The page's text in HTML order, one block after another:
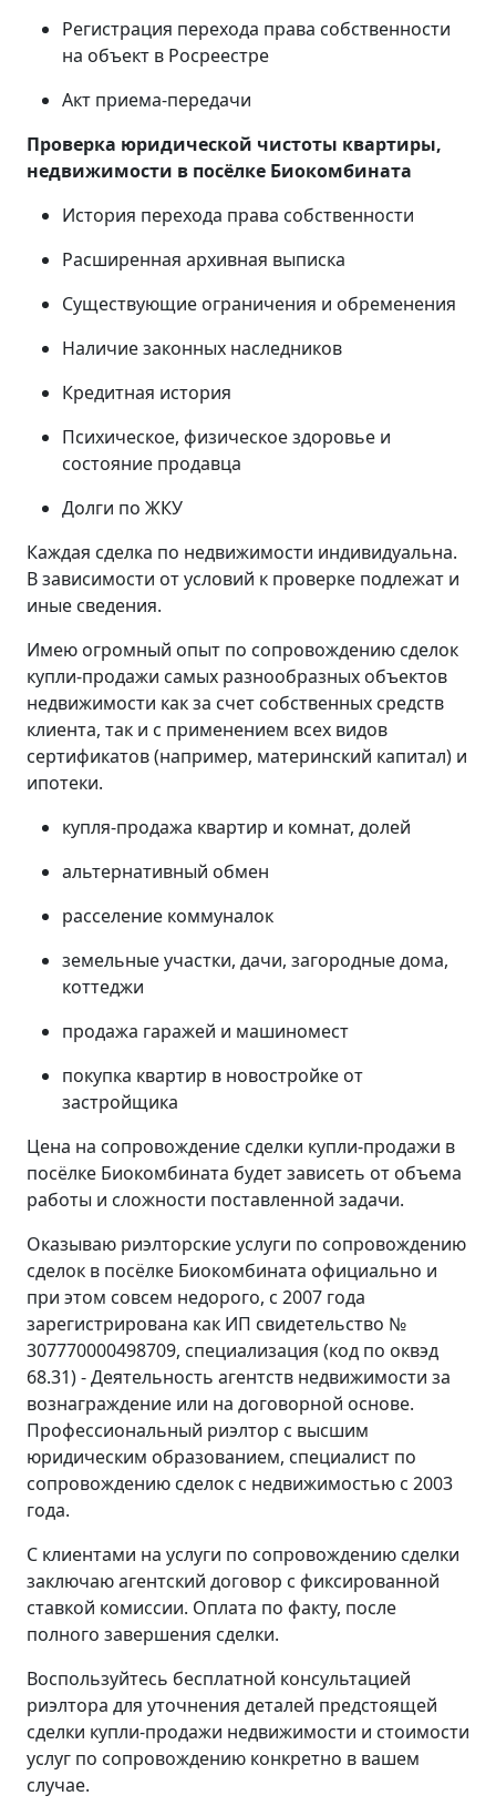
Регистрация перехода права собственности
на объект в Росреестре
Акт приема-передачи
Проверка юридической чистоты квартиры,
недвижимости в посёлке Биокомбината
История перехода права собственности
Расширенная архивная выписка
Существующие ограничения и обременения
Наличие законных наследников
Кредитная история
Психическое, физическое здоровье и
состояние продавца
Долги по ЖКУ
Каждая сделка по недвижимости индивидуальна.
В зависимости от условий к проверке подлежат и
иные сведения.
Имею огромный опыт по сопровождению сделок
купли-продажи самых разнообразных объектов
недвижимости как за счет собственных средств
клиента, так и с применением всех видов
сертификатов (например, материнский капитал) и
ипотеки.
купля-продажа квартир и комнат, долей
альтернативный обмен
расселение коммуналок
земельные участки, дачи, загородные дома,
коттеджи
продажа гаражей и машиномест
покупка квартир в новостройке от
застройщика
Цена на сопровождение сделки купли-продажи в
посёлке Биокомбината будет зависеть от объема
работы и сложности поставленной задачи.
Оказываю риэлторские услуги по сопровождению
сделок в посёлке Биокомбината официально и
при этом совсем недорого, с 2007 года
зарегистрирована как ИП свидетельство №
307770000498709, специализация (код по оквэд
68.31) - Деятельность агентств недвижимости за
вознаграждение или на договорной основе.
Профессиональный риэлтор с высшим
юридическим образованием, специалист по
сопровождению сделок с недвижимостью с 2003
года.
С клиентами на услуги по сопровождению сделки
заключаю агентский договор с фиксированной
ставкой комиссии. Оплата по факту, после
полного завершения сделки.
Воспользуйтесь бесплатной консультацией
риэлтора для уточнения деталей предстоящей
сделки купли-продажи недвижимости и стоимости
услуг по сопровождению конкретно в вашем
случае.